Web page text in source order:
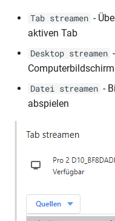
Tab streamen -
aktiven Tab
Desktop streamen
Computerbildschirm
Datei streamen -
abspielen